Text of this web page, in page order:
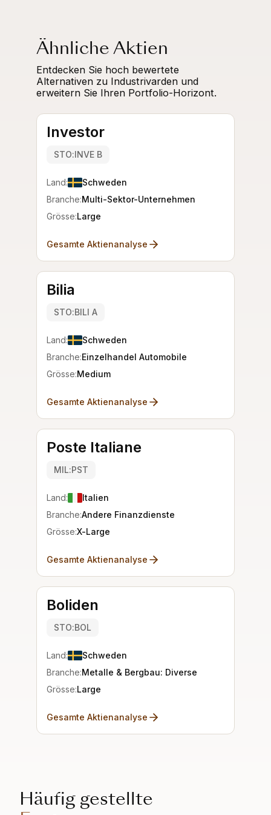
Ähnliche Aktien
Entdecken Sie hoch bewertete
Alternativen zu Industrivarden und
erweitern Sie Ihren Portfolio-Horizont.
Investor
STO:INVE B
Land:
Schweden
Branche:Multi-Sektor-Unternehmen
Grösse:Large
Gesamte Aktienanalyse
Bilia
STO:BILI A
Land:
Schweden
Branche:Einzelhandel Automobile
Grösse:Medium
Gesamte Aktienanalyse
Poste Italiane
MIL:PST
Land:
Italien
Branche:Andere Finanzdienste
Grösse:X-Large
Gesamte Aktienanalyse
Boliden
STO:BOL
Land:
Schweden
Branche:Metalle & Bergbau: Diverse
Grösse:Large
Gesamte Aktienanalyse
Häufig gestellte